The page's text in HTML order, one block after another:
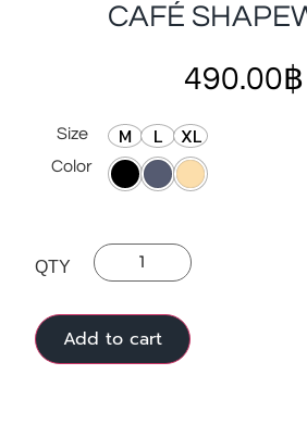
CAFÉ
490.00฿
Size M L XL
Color
Add to cart